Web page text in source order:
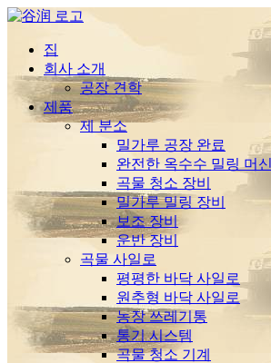
집
회사 소개
공장 견학
제품
제 분소
밀가루 공장 완료
완전한 옥수수 밀링 머신
곡물 청소 장비
밀가루 밀링 장비
보조 장비
운반 장비
곡물 사일로
평평한 바닥 사일로
원추형 바닥 사일로
농장 쓰레기통
통기 시스템
곡물 청소 기계